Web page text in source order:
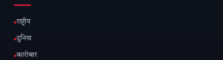
राष्ट्रीय
दुनिया
कारोबार